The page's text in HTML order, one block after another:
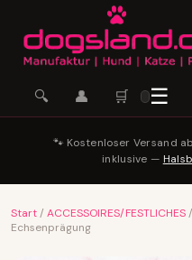
🔍 👤 🛒 ☰
🐾 Kostenloser Versand
inklusive —
Start / ACCESSOIRES/FESTLICHES /
Echsenprägung